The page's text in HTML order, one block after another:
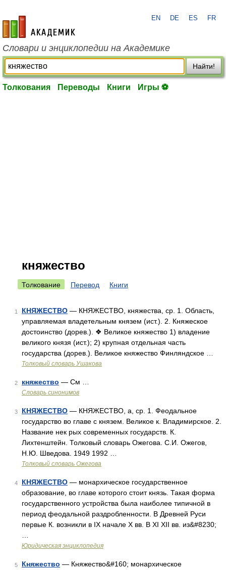
academic.ru
EN DE ES FR
Словари и энциклопедии на Академике
Найти!
Толкования Переводы Книги Игры ⚽
княжество
Толкование Перевод Книги
1 КНЯЖЕСТВО — КНЯЖЕСТВО, княжества, ср. 1. Область,
управляемая владетельным князем (ист.). 2. Княжеское
достоинство (дорев.). ❖ Великое княжество 1) владение
великого князя (ист.); 2) крупная отдельная часть
государства (дорев.). Великое княжество Финляндское …
Толковый словарь Ушакова
2 княжество — См …
Словарь синонимов
3 КНЯЖЕСТВО — КНЯЖЕСТВО, а, ср. 1. Феодальное
государство во главе с князем. Великое к. Владимирское. 2.
Название нек рых современных государств. К.
Лихтенштейн. Толковый словарь Ожегова. С.И. Ожегов,
Н.Ю. Шведова. 1949 1992 …
Толковый словарь Ожегова
4 КНЯЖЕСТВО — монархическое государственное
образование, во главе которого стоит князь. Такая форма
государственного устройства была наиболее типичной в
период феодальной раздробленности. В Древней Руси
первые К. возникли в IX начале X вв. В XI XII вв. из&#8230;
Юридическая энциклопедия
5 Княжество — Княжество&#160; монархическое